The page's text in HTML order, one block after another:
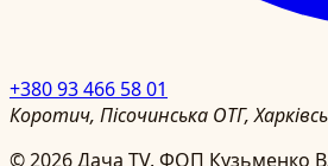
+380 93 466 58 01
Коротич, Пісочинська ОТГ,
© 2026Дача TV. ФОП Кузьменко